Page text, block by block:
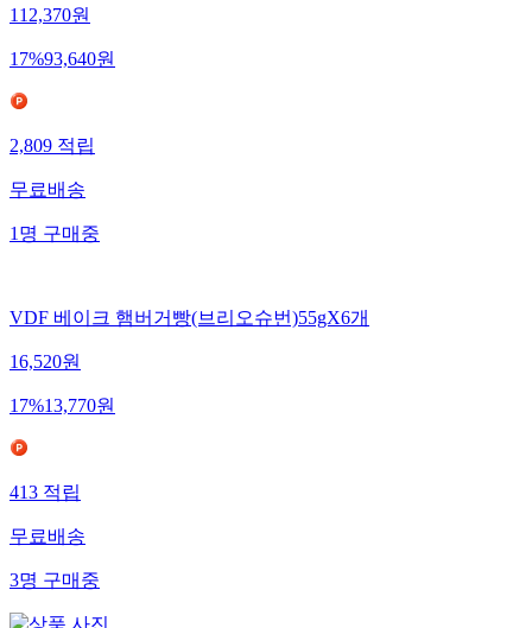
112,370원
17%93,640원
2,809적립
무료배송
1명구매중
VDF 베이크 햄버거빵(브리오슈번)55gX6개
16,520원
17%13,770원
413적립
무료배송
3명구매중